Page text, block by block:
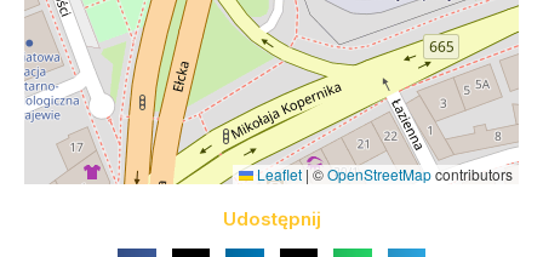
Leaflet |©OpenStreetMapcontributors
Udostępnij